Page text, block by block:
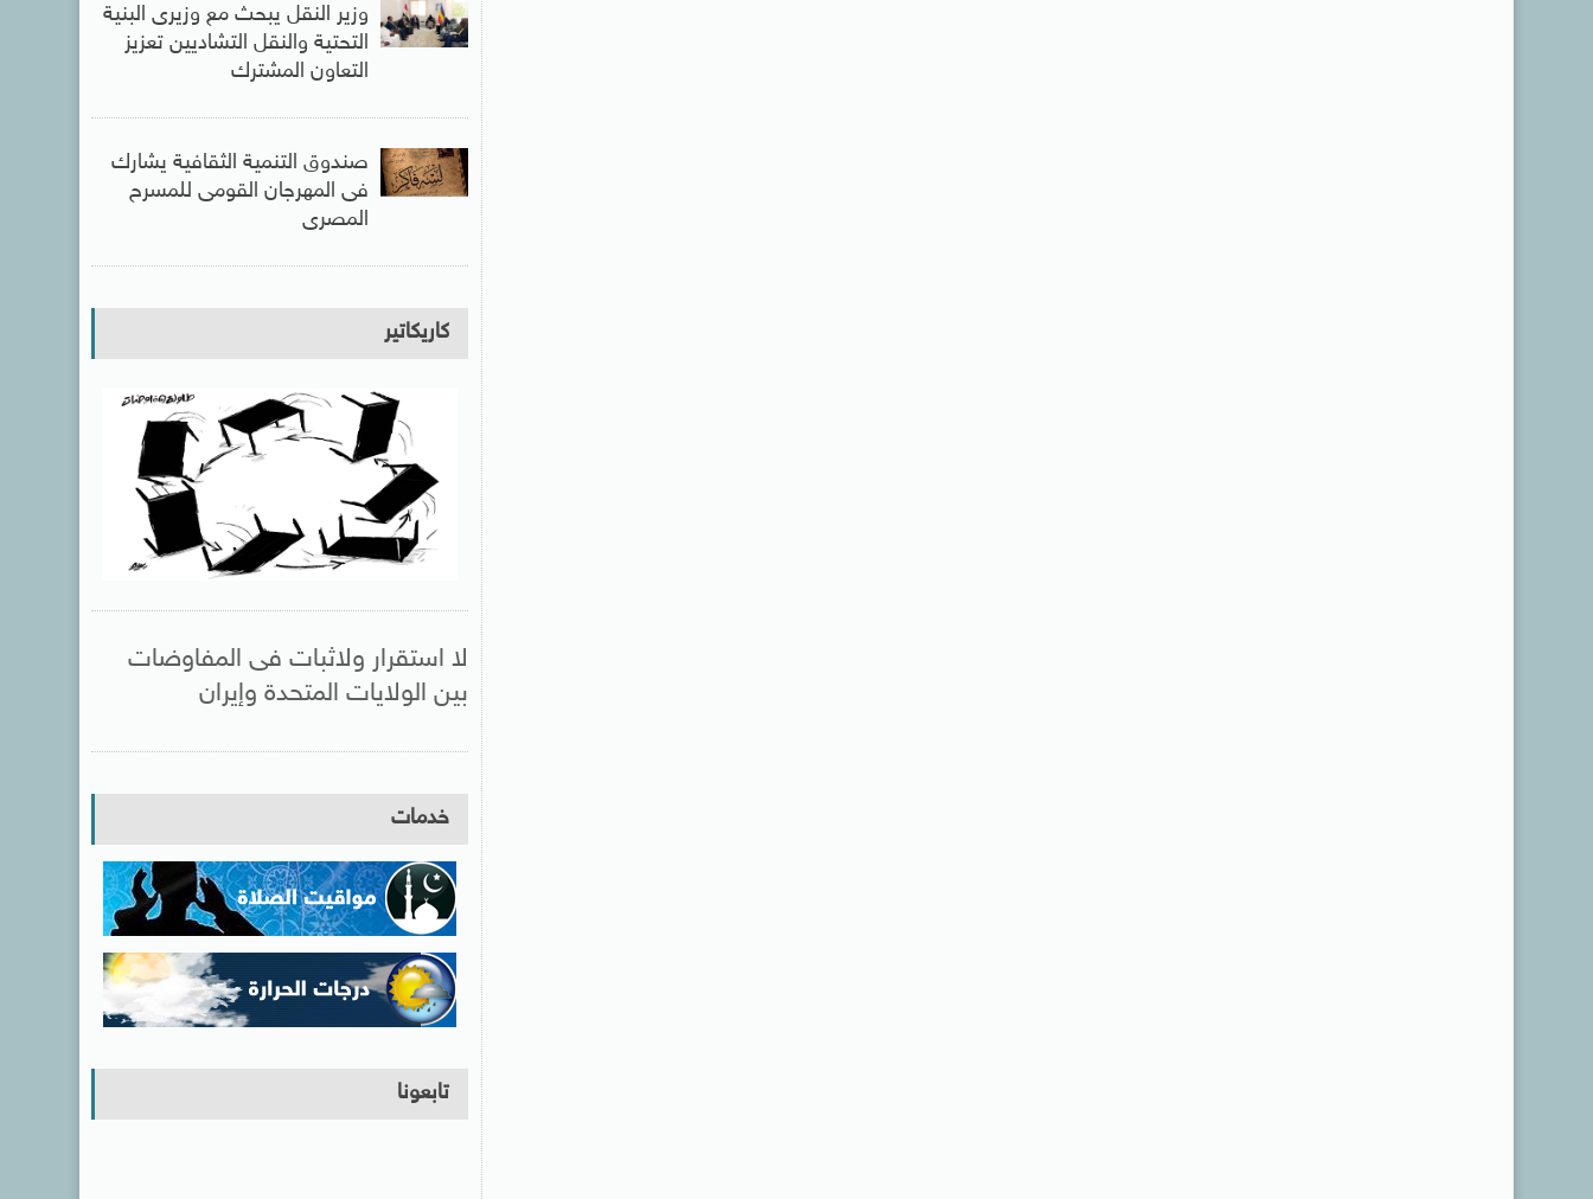
وزير النقل يبحث مع وزيرى البنية
التحتية والنقل التشاديين تعزيز
التعاون المشترك
صندوق التنمية الثقافية يشارك
فى المهرجان القومى للمسرح
المصرى
كاريكاتير
لا استقرار ولاثبات فى المفاوضات
بين الولايات المتحدة وإيران
خدمات
تابعونا